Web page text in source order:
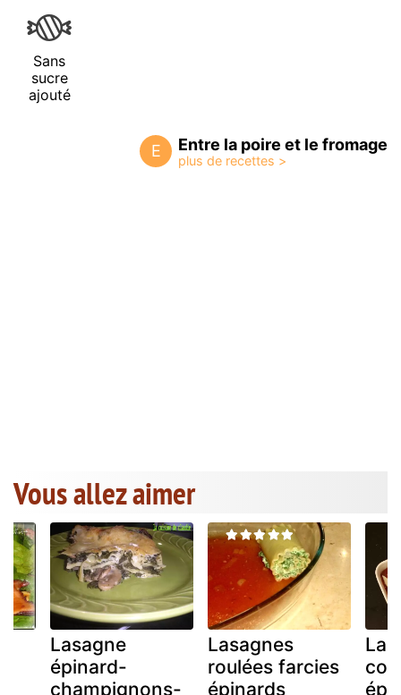
Sans
sucre
ajouté
E Entre la poire et le fromage
Vous allez aimer
Lasagne
épinard-
champignons-
Lasagnes
roulées farcies
épinards